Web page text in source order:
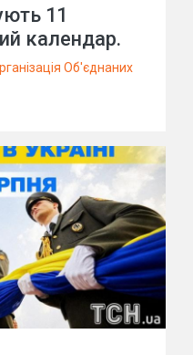
11
календар.
Об'єднаних